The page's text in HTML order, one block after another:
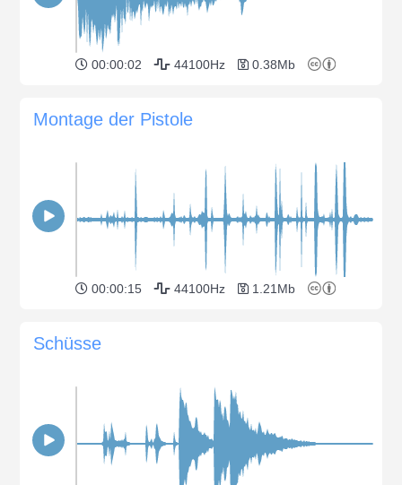
00:00:02 44100Hz 0.38Mb
Montage der Pistole
00:00:15 44100Hz 1.21Mb
Schüsse